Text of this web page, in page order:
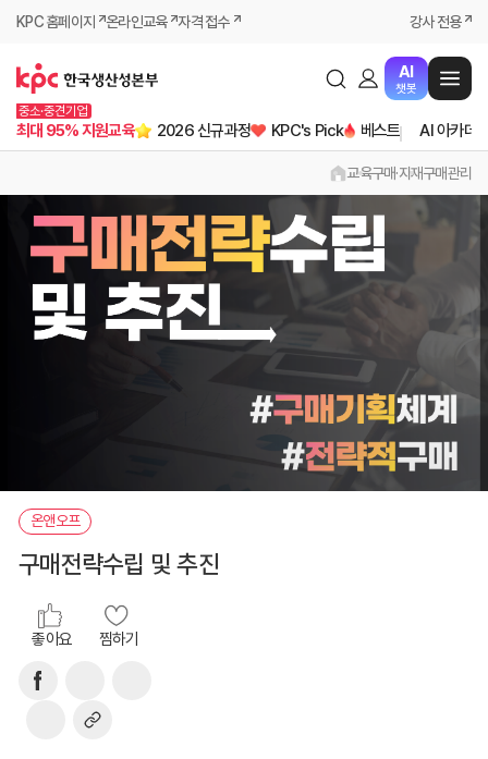
KPC 홈페이지 온라인교육 자격 접수 강사 전용
AI
챗봇
중소·중견기업
최대 95% 지원교육 2026 신규과정 KPC's Pick 베스트 AI 아카데
교육구매·자재구매관리
온앤오프
구매전략수립 및 추진
좋아요 찜하기